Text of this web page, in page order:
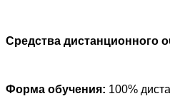
Средства дистанционного
Форма обучения: 100%